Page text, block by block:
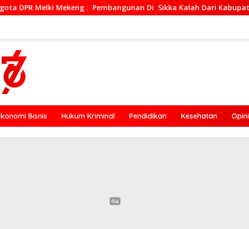
: Pembangunan Di Sikka Kalah Dari Kabupaten Ende, Jangan
Bisnis Hukum Kriminal Pendidikan Kesehatan Opini